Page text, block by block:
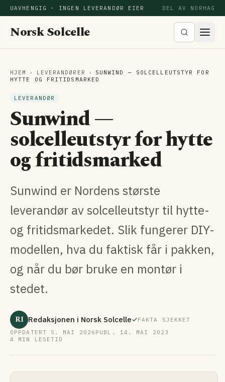
UAVHENGIG · INGEN LEVERANDØR EIER DEL AV NORHAG
Norsk Solcelle
HJEM › LEVERANDØRER ›
SUNWIND — SOLCELLEUTSTYR FOR
HYTTE OG FRITIDSMARKED
LEVERANDØR
Sunwind —
solcelleutstyr for hytte
og fritidsmarked
Sunwind er Nordens største
leverandør av solcelleutstyr til hytte-
og fritidsmarkedet. Slik fungerer DIY-
modellen, hva du faktisk får i pakken,
og når du bør bruke en montør i
stedet.
RI Redaksjonen i Norsk Solcelle
FAKTA SJEKKET
OPPDATERT 5. MAI 2026 PUBL. 14. MAI 2023
4 MIN LESETID